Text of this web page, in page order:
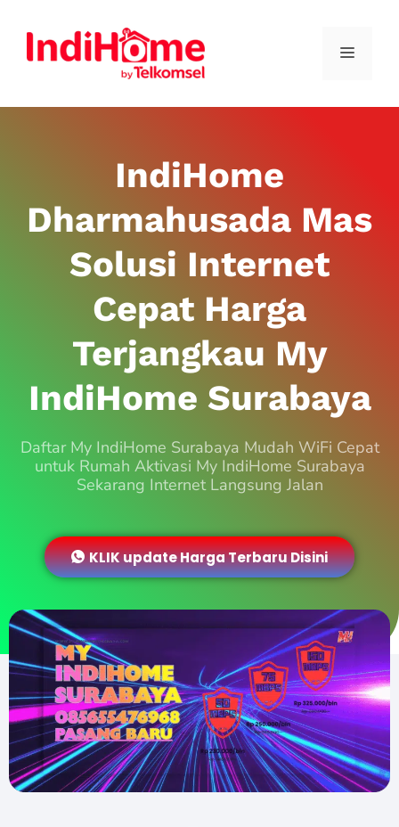
IndiHome
Dharmahusada Mas
Solusi Internet
Cepat Harga
Terjangkau My
IndiHome Surabaya
Daftar My IndiHome Surabaya Mudah WiFi Cepat
untuk Rumah Aktivasi My IndiHome Surabaya
Sekarang Internet Langsung Jalan
KLIK update Harga Terbaru Disini